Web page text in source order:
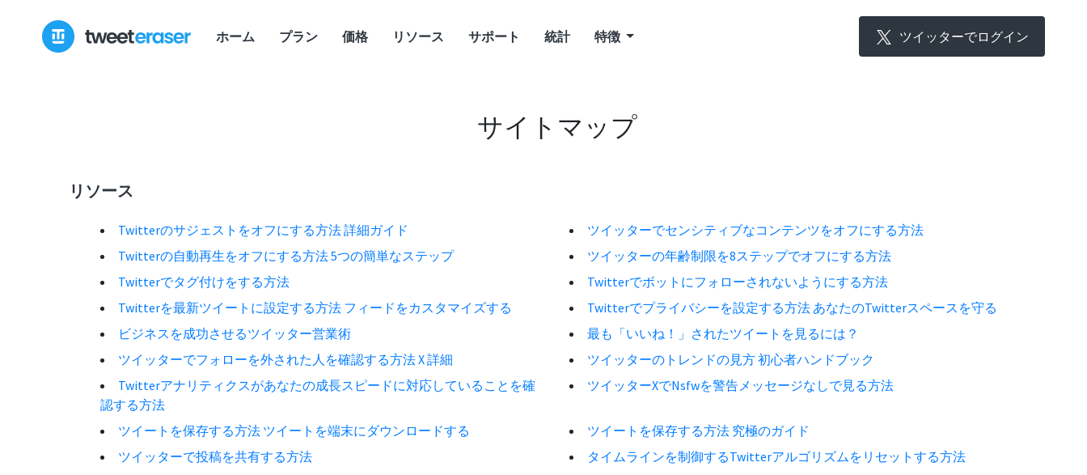
ホーム プラン 価格 リソース サポート 統計 特徴 ツイッターでログイン
サイトマップ
リソース
Twitterのサジェストをオフにする方法 詳細ガイド
ツイッターでセンシティブなコンテンツをオフにする方法
Twitterの自動再生をオフにする方法 5つの簡単なステップ
ツイッターの年齢制限を8ステップでオフにする方法
Twitterでタグ付けをする方法
Twitterでボットにフォローされないようにする方法
Twitterを最新ツイートに設定する方法 フィードをカスタマイズする
Twitterでプライバシーを設定する方法 あなたのTwitterスペースを守る
ビジネスを成功させるツイッター営業術
最も「いいね！」されたツイートを見るには？
ツイッターでフォローを外された人を確認する方法 X 詳細
ツイッターのトレンドの見方 初心者ハンドブック
Twitterアナリティクスがあなたの成長スピードに対応していることを確
認する方法
ツイッターXでNsfwを警告メッセージなしで見る方法
ツイートを保存する方法 ツイートを端末にダウンロードする
ツイートを保存する方法 究極のガイド
ツイッターで投稿を共有する方法
タイムラインを制御するTwitterアルゴリズムをリセットする方法